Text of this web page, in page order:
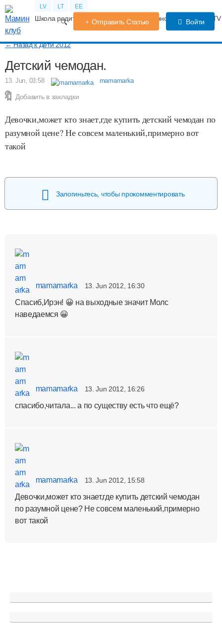
LV LT EE
Школа родителей Календарь беременности Форум
Отправить Статью Войти
← Назад к Дети 2012
Детский чемодан.
13. Jun, 03:58 mamamarka
Добавить в закладки
Девочки,может кто знает,где купить детский чемодан по
разумной цене? Не совсем маленький,примерно вот
такой
Залогиньтесь, чтобы прокомментировать
mamamarka 13. Jun 2012, 16:30
Спасиб,Ирэн! 😀 на выходные значит Молс
наведаемся 😀
mamamarka 13. Jun 2012, 16:26
спасибо,читала... а по существу есть что ещё?
mamamarka 13. Jun 2012, 15:58
Девочки,может кто знает,где купить детский чемодан
по разумной цене? Не совсем маленький,примерно
вот такой